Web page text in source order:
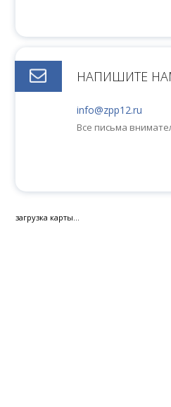
НАПИШИТЕ
info@zpp12.ru
Все письма
загрузка карты...